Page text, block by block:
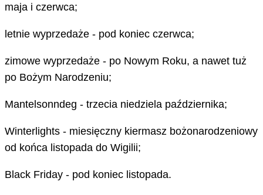
maja i czerwca;
letnie wyprzedaże - pod koniec czerwca;
zimowe wyprzedaże - po Nowym Roku, a nawet tuż
po Bożym Narodzeniu;
Mantelsonndeg - trzecia niedziela października;
Winterlights - miesięczny kiermasz bożonarodzeniowy
od końca listopada do Wigilii;
Black Friday - pod koniec listopada.